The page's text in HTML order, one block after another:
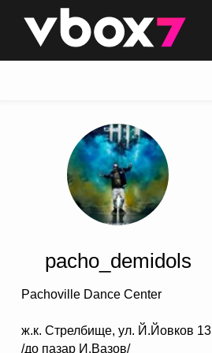
👾
pacho_demidols
Pachoville Dance Center
ж.к. Стрелбище, ул. Й.Йовков 13
/до пазар И.Вазов/